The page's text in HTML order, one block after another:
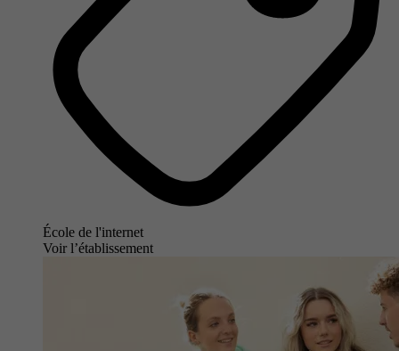
École de l'internet
Voir l’établissement